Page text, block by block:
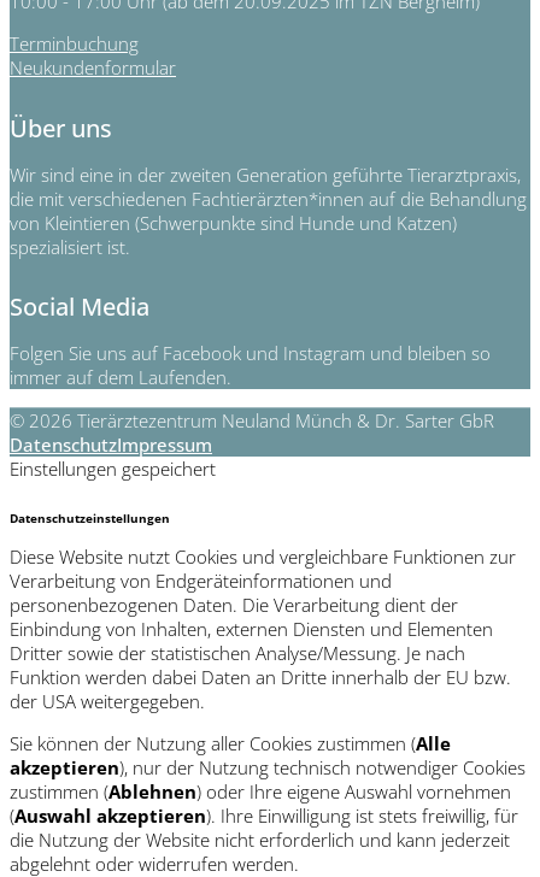
Terminbuchung
Neukundenformular
Über uns
Wir sind eine in der zweiten Generation geführte Tierarztpraxis,
die mit verschiedenen Fachtierärzten*innen auf die Behandlung
von Kleintieren (Schwerpunkte sind Hunde und Katzen)
spezialisiert ist.
Social Media
Folgen Sie uns auf Facebook und Instagram und bleiben so
immer auf dem Laufenden.
© 2026 Tierärztezentrum Neuland Münch & Dr. Sarter GbR
DatenschutzImpressum
Einstellungen gespeichert
Datenschutzeinstellungen
Diese Website nutzt Cookies und vergleichbare Funktionen zur
Verarbeitung von Endgeräteinformationen und
personenbezogenen Daten. Die Verarbeitung dient der
Einbindung von Inhalten, externen Diensten und Elementen
Dritter sowie der statistischen Analyse/Messung. Je nach
Funktion werden dabei Daten an Dritte innerhalb der EU bzw.
der USA weitergegeben.
Sie können der Nutzung aller Cookies zustimmen (Alle
akzeptieren), nur der Nutzung technisch notwendiger Cookies
zustimmen (Ablehnen) oder Ihre eigene Auswahl vornehmen
(Auswahl akzeptieren). Ihre Einwilligung ist stets freiwillig, für
die Nutzung der Website nicht erforderlich und kann jederzeit
abgelehnt oder widerrufen werden.